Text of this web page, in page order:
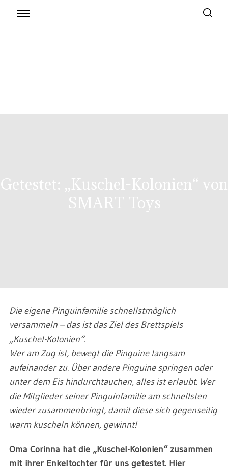
Getestet: „Kuschel-Kolonien“ von
SMART Toys
Die eigene Pinguinfamilie schnellstmöglich
versammeln – das ist das Ziel des Brettspiels
„Kuschel-Kolonien“.
Wer am Zug ist, bewegt die Pinguine langsam
aufeinander zu. Über andere Pinguine springen oder
unter dem Eis hindurchtauchen, alles ist erlaubt. Wer
die Mitglieder seiner Pinguinfamilie am schnellsten
wieder zusammenbringt, damit diese sich gegenseitig
warm kuscheln können, gewinnt!
Oma Corinna hat die „Kuschel-Kolonien“ zusammen
mit ihrer Enkeltochter für uns getestet. Hier